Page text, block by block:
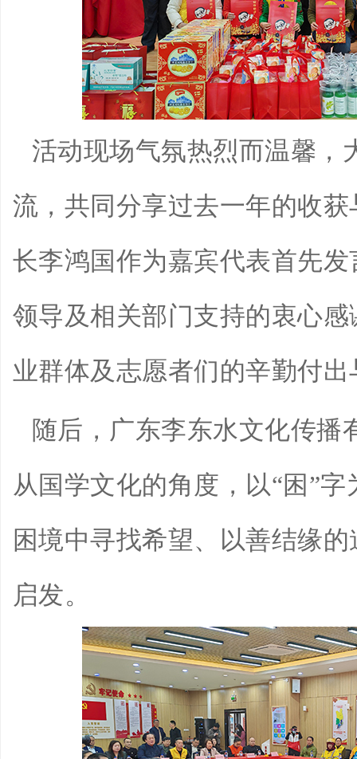
活动现场气氛热烈而温馨，
流，共同分享过去一年的收
长李鸿国作为嘉宾代表首先
领导及相关部门支持的衷心
业群体及志愿者们的辛勤付
随后，广东李东水文化传播
从国学文化的角度，以“困”
困境中寻找希望、以善结缘
启发。